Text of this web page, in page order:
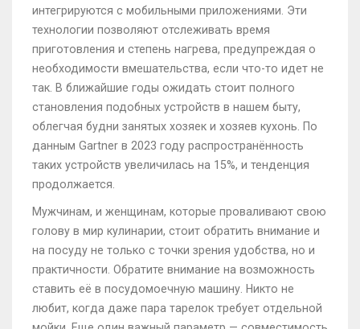
интегрируются с мобильными приложениями. Эти
технологии позволяют отслеживать время
приготовления и степень нагрева, предупреждая о
необходимости вмешательства, если что-то идет не
так. В ближайшие годы ожидать стоит полного
становления подобных устройств в нашем быту,
облегчая будни занятых хозяек и хозяев кухонь. По
данным Gartner в 2023 году распространённость
таких устройств увеличилась на 15%, и тенденция
продолжается.
Мужчинам, и женщинам, которые проваливают свою
голову в мир кулинарии, стоит обратить внимание и
на посуду не только с точки зрения удобства, но и
практичности. Обратите внимание на возможность
ставить её в посудомоечную машину. Никто не
любит, когда даже пара тарелок требует отдельной